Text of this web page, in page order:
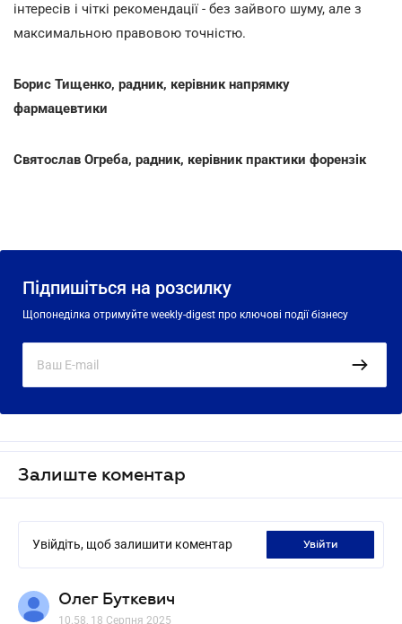
інтересів і чіткі рекомендації - без зайвого шуму, але з
максимальною правовою точністю.
Борис Тищенко, радник, керівник напрямку
фармацевтики
Святослав Огреба, радник, керівник практики форензік
Підпишіться на розсилку
Щопонеділка отримуйте weekly-digest про ключові події бізнесу
Залиште коментар
Увійдіть, щоб залишити коментар увійти
Олег Буткевич
10.58, 18 Серпня 2025